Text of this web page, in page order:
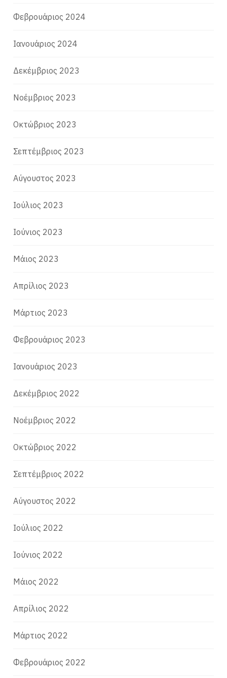
Φεβρουάριος 2024
Ιανουάριος 2024
Δεκέμβριος 2023
Νοέμβριος 2023
Οκτώβριος 2023
Σεπτέμβριος 2023
Αύγουστος 2023
Ιούλιος 2023
Ιούνιος 2023
Μάιος 2023
Απρίλιος 2023
Μάρτιος 2023
Φεβρουάριος 2023
Ιανουάριος 2023
Δεκέμβριος 2022
Νοέμβριος 2022
Οκτώβριος 2022
Σεπτέμβριος 2022
Αύγουστος 2022
Ιούλιος 2022
Ιούνιος 2022
Μάιος 2022
Απρίλιος 2022
Μάρτιος 2022
Φεβρουάριος 2022